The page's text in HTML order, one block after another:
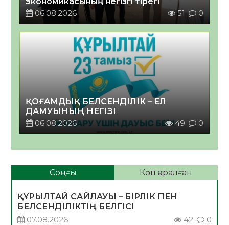
06.08.2026
51 0
ҚОҒАМДЫҚ БЕЛСЕНДІЛІК – ЕЛ
ДАМУЫНЫҢ НЕГІЗІ
06.08.2026
49 0
Соңғы Көп қаралған
ҚҰРЫЛТАЙ САЙЛАУЫ – БІРЛІК ПЕН
БЕЛСЕНДІЛІКТІҢ БЕЛГІСІ
07.08.2026
42 0